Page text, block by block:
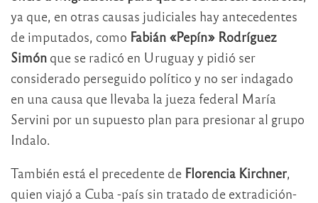
ya que, en otras causas judiciales hay antecedentes
de imputados, como Fabián «Pepín» Rodríguez
Simón que se radicó en Uruguay y pidió ser
considerado perseguido político y no ser indagado
en una causa que llevaba la jueza federal María
Servini por un supuesto plan para presionar al grupo
Indalo.
También está el precedente de Florencia Kirchner,
quien viajó a Cuba -país sin tratado de extradición-